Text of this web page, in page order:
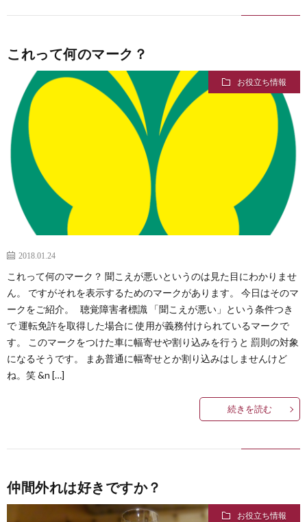
これって何のマーク？
お役立ち情報
2018.01.24
これって何のマーク？ 聞こえが悪いというのは見た目にわかりませ
ん。 ですがそれを表示するためのマークがあります。 今日はそのマ
ークをご紹介。 聴覚障害者標識 「聞こえが悪い」という条件つき
で 運転免許を取得した場合に 使用が義務付けられているマークで
す。 このマークをつけた車に幅寄せや割り込みを行うと 罰則の対象
になるそうです。 まあ普通に幅寄せとか割り込みはしませんけど
ね。笑 &n […]
続きを読む
仲間外れは好きですか？
お役立ち情報